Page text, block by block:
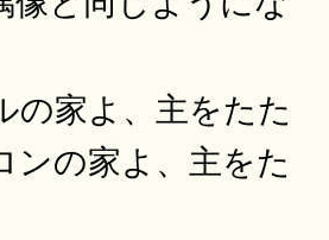
の家よ、主をたた
ンの家よ、主をた